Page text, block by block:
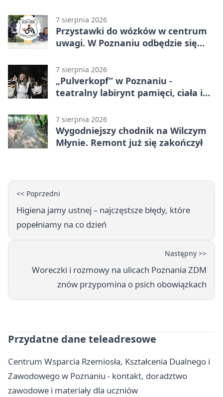
7 sierpnia 2026
Przystawki do wózków w centrum
uwagi. W Poznaniu odbędzie się
7 sierpnia 2026
„Pulverkopf” w Poznaniu -
teatralny labirynt pamięci, ciała i
7 sierpnia 2026
Wygodniejszy chodnik na Wilczym
Młynie. Remont już się zakończył
<< Poprzedni
Higiena jamy ustnej – najczęstsze błędy, które
popełniamy na co dzień
Następny >>
Woreczki i rozmowy na ulicach Poznania ZDM
znów przypomina o psich obowiązkach
Przydatne dane teleadresowe
Centrum Wsparcia Rzemiosła, Kształcenia Dualnego i
Zawodowego w Poznaniu - kontakt, doradztwo
zawodowe i materiały dla uczniów